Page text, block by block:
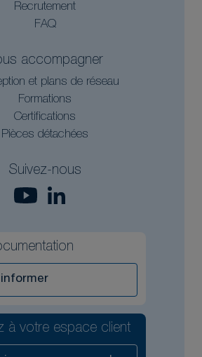
Recrutement
FAQ
accompagner
et plans de réseau
Formations
Certifications
Pièces détachées
Suivez-nous
à votre espace client